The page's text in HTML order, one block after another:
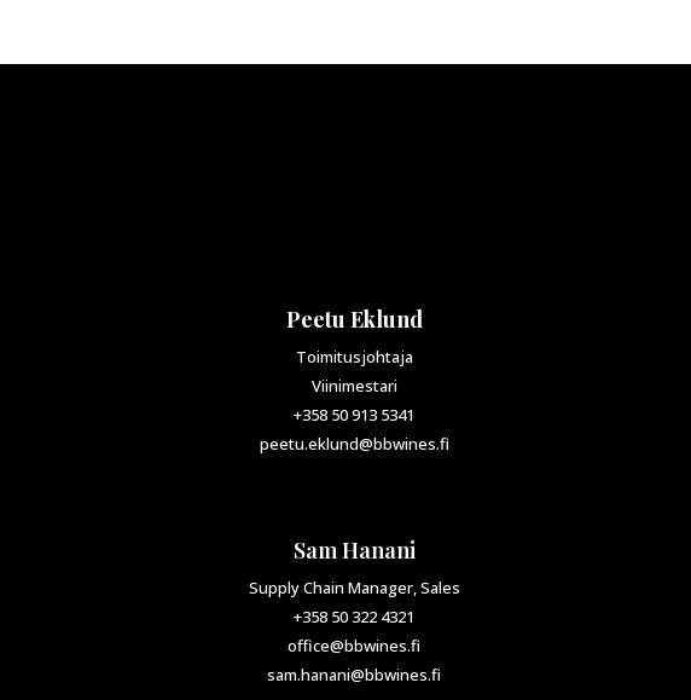
Peetu Eklund
Toimitusjohtaja
Viinimestari
+358 50 913 5341
peetu.eklund@bbwines.fi
Sam Hanani
Supply Chain Manager, Sales
+358 50 322 4321
office@bbwines.fi
sam.hanani@bbwines.fi